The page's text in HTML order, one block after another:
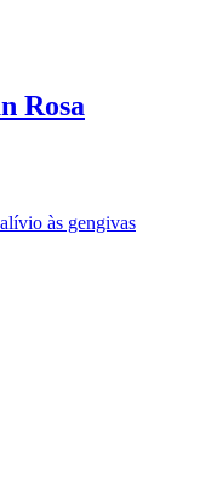
Rosa
às gengivas